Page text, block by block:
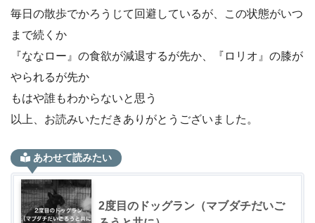
毎日の散歩でかろうじて回避しているが、この状態がいつ
まで続くか
『ななロー』の食欲が減退するが先か、『ロリオ』の膝が
やられるが先か
もはや誰もわからないと思う
以上、お読みいただきありがとうございました。
あわせて読みたい
2度目のドッグラン（マブダチだいご